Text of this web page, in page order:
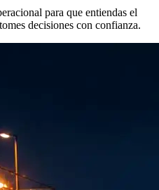
para que entiendas el
decisiones con confianza.